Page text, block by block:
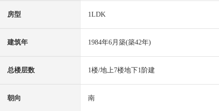
房型 1LDK
建筑年 1984年6月築(築42年)
总楼层数 1楼/地上7楼地下1阶建
朝向 南